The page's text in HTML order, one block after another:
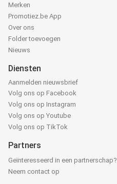
Merken
Promotiez.be App
Over ons
Folder toevoegen
Nieuws
Diensten
Aanmelden nieuwsbrief
Volg ons op Facebook
Volg ons op Instagram
Volg ons op Youtube
Volg ons op TikTok
Partners
Geïnteresseerd in een partnerschap?
Neem contact op